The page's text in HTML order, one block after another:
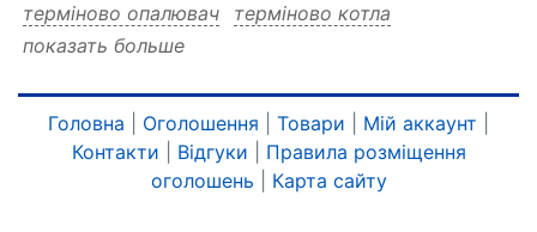
терміново опалювач
терміново котла
терміново дровах
терміново дровах котла
потрібен
потрібен терміново потрібен опалювач
потрібен котла
потрібен дровах
показать больше
Головна Оголошення Товари Мій аккаунт
Контакти
Відгуки
Правила розміщення
оголошень
Карта сайту